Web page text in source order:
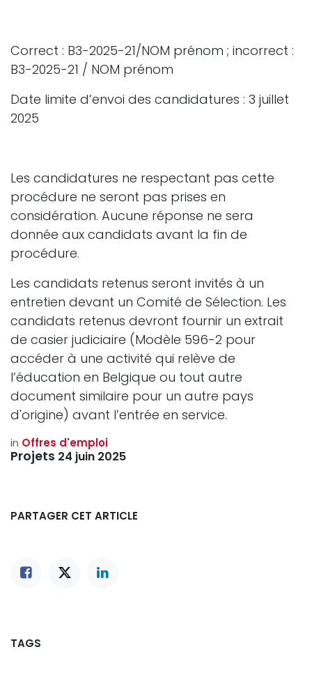
Correct : B3-2025-21/NOM prénom ; incorrect :
B3-2025-21 / NOM prénom
Date limite d’envoi des candidatures : 3 juillet
2025
Les candidatures ne respectant pas cette
procédure ne seront pas prises en
considération. Aucune réponse ne sera
donnée aux candidats avant la fin de
procédure.
Les candidats retenus seront invités à un
entretien devant un Comité de Sélection. Les
candidats retenus devront fournir un extrait
de casier judiciaire (Modèle 596-2 pour
accéder à une activité qui relève de
l’éducation en Belgique ou tout autre
document similaire pour un autre pays
d'origine) avant l’entrée en service.
in Offres d'emploi
Projets 24 juin 2025
PARTAGER CET ARTICLE
TAGS